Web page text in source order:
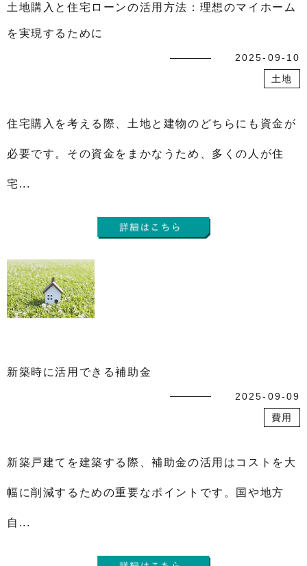
土地購入と住宅ローンの活用方法：理想のマイホーム
を実現するために
2025-09-10
土地
住宅購入を考える際、土地と建物のどちらにも資金が
必要です。その資金をまかなうため、多くの人が住
宅...
新築時に活用できる補助金
2025-09-09
費用
新築戸建てを建築する際、補助金の活用はコストを大
幅に削減するための重要なポイントです。国や地方
自...